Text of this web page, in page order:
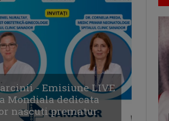
- Emisiune LIVE
Mondiala dedicata
nascuti prematur